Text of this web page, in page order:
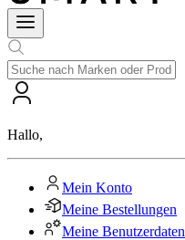
Hallo,
Mein Konto
Meine Bestellungen
Meine Benutzerdaten